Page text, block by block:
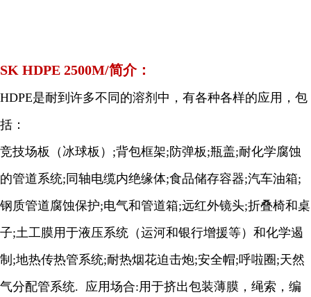
SK HDPE 2500M/简介：
HDPE是耐到许多不同的溶剂中，有各种各样的应用，包
括：
竞技场板（冰球板）;背包框架;防弹板;瓶盖;耐化学腐蚀
的管道系统;同轴电缆内绝缘体;食品储存容器;汽车油箱;
钢质管道腐蚀保护;电气和管道箱;远红外镜头;折叠椅和桌
子;土工膜用于液压系统（运河和银行增援等）和化学遏
制;地热传热管系统;耐热烟花迫击炮;安全帽;呼啦圈;天然
气分配管系统. 应用场合:用于挤出包装薄膜，绳索，编